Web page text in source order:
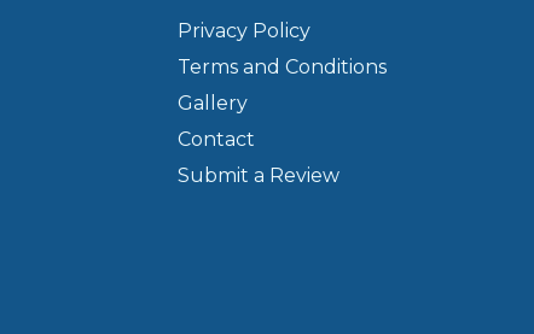
Privacy Policy
Terms and Conditions
Gallery
Contact
Submit a Review